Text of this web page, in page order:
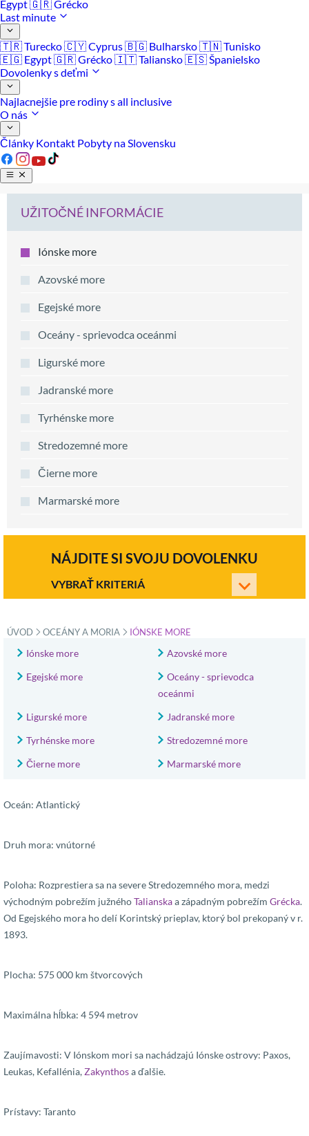
Egypt🇬🇷 Grécko
Last minute
🇹🇷 Turecko🇨🇾 Cyprus🇧🇬 Bulharsko🇹🇳 Tunisko
🇪🇬 Egypt🇬🇷 Grécko🇮🇹 Taliansko🇪🇸 Španielsko
Dovolenky s deťmi
Najlacnejšie pre rodiny s all inclusive
O nás
Články Kontakt Pobyty na Slovensku
UŽITOČNÉ INFORMÁCIE
Iónske more
Azovské more
Egejské more
Oceány - sprievodca oceánmi
Ligurské more
Jadranské more
Tyrhénske more
Stredozemné more
Čierne more
Marmarské more
NÁJDITE SI SVOJU DOVOLENKU
VYBRAŤ KRITERIÁ
ÚVOD »
OCEÁNY A MORIA »
IÓNSKE MORE
Iónske more
Azovské more
Egejské more
Oceány - sprievodca
oceánmi
Ligurské more
Jadranské more
Tyrhénske more
Stredozemné more
Čierne more
Marmarské more
Oceán: Atlantický
Druh mora: vnútorné
Poloha: Rozprestiera sa na severe Stredozemného mora, medzi
východným pobrežím južnéhoTalianskaa západným pobrežím Grécka.
Od Egejského mora ho delí Korintský prieplav, ktorý bol prekopaný v r.
1893.
Plocha: 575 000 km štvorcových
Maximálna hĺbka: 4 594 metrov
Zaujímavosti: V Iónskom mori sa nachádzajú Iónske ostrovy: Paxos,
Leukas, Kefallénia,Zakynthosa ďalšie.
Prístavy: Taranto